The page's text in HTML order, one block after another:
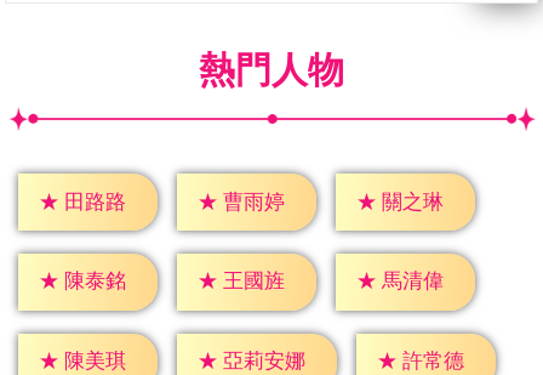
熱門人物
★ 田路路 ★ 曹雨婷 ★ 關之琳
★ 陳泰銘 ★ 王國旌 ★ 馬清偉
★ 陳美琪 ★ 亞莉安娜 ★ 許常德